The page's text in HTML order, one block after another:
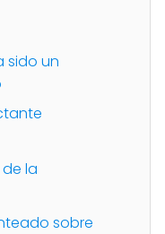
sido un
la
sobre